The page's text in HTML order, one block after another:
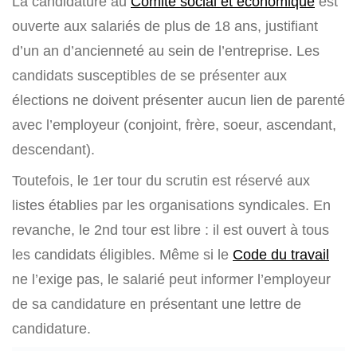
ouverte aux salariés de plus de 18 ans, justifiant
d’un an d’ancienneté au sein de l’entreprise. Les
candidats susceptibles de se présenter aux
élections ne doivent présenter aucun lien de parenté
avec l’employeur (conjoint, frère, soeur, ascendant,
descendant).
Toutefois, le 1er tour du scrutin est réservé aux
listes établies par les organisations syndicales. En
revanche, le 2nd tour est libre : il est ouvert à tous
les candidats éligibles. Même si le Code du travail
ne l’exige pas, le salarié peut informer l’employeur
de sa candidature en présentant une lettre de
candidature.